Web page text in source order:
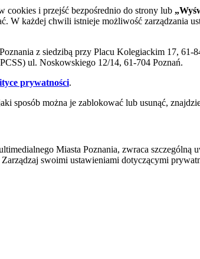
cookies i przejść bezpośrednio do strony lub
W każdej chwili istnieje możliwość zarządzania
z siedzibą przy Placu Kolegiackim 17, 61-
ul. Noskowskiego 12/14, 61-704 Poznań.
prywatności.
sposób można je zablokować lub usunąć,
Miasta Poznania, zwraca szczególną
swoimi ustawieniami dotyczącymi